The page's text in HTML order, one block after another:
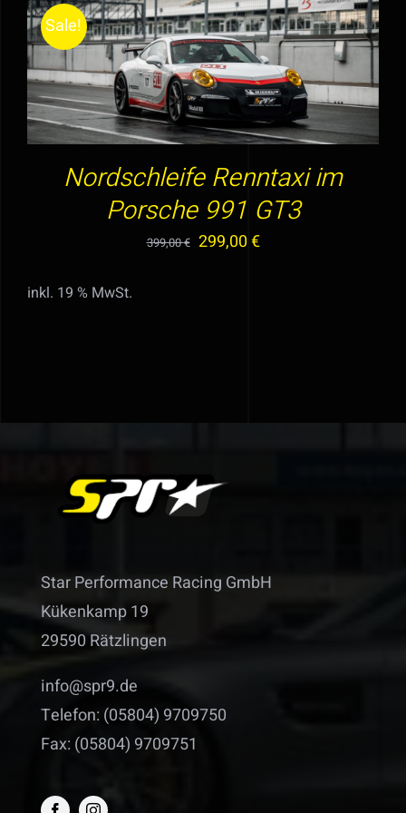
Sale!
IN DEN WARENKORB / DETAILS
Nordschleife Renntaxi im
Porsche 991 GT3
399,00€ Ursprünglicher
299,00€Aktueller
inkl. 19 % MwSt.
Star Performance Racing GmbH
Kükenkamp 19
29590 Rätzlingen
info@spr9.de
Telefon: (05804) 9709750
Fax: (05804) 9709751